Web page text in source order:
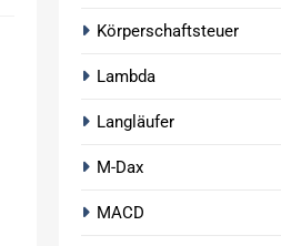
Körperschaftsteuer
Lambda
Langläufer
M-Dax
MACD